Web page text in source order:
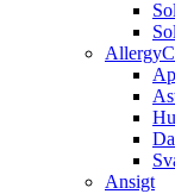
Ansigt